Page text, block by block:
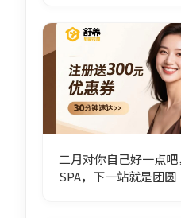
二月对你自己好一点
SPA，下一站就是团圆